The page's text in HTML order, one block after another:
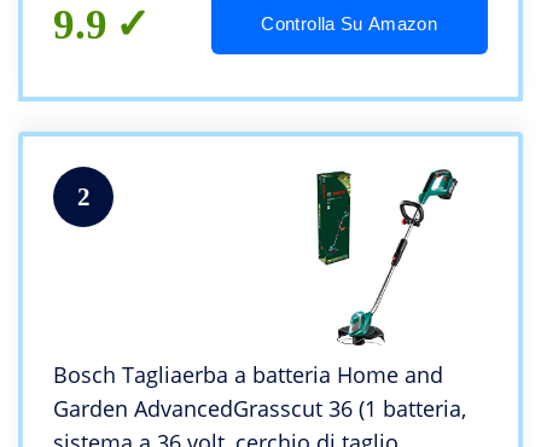
9.9 Controlla Su Amazon
2
Bosch Tagliaerba a batteria Home and
Garden AdvancedGrasscut 36 (1 batteria,